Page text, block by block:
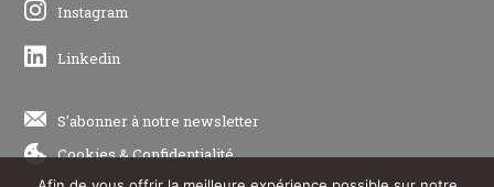
Instagram
Linkedin
S'abonner à notre newsletter
Cookies&Confidentialité